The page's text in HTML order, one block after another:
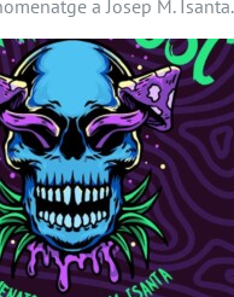
a Josep M. Isanta.